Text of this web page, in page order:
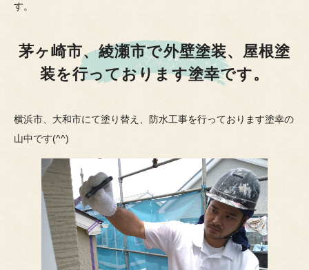
す。
茅ヶ崎市、綾瀬市で外壁塗装、屋根塗
装を行っております塗幸です。
横浜市、大和市にて塗り替え、防水工事を行っております塗幸の
山中です(^^)